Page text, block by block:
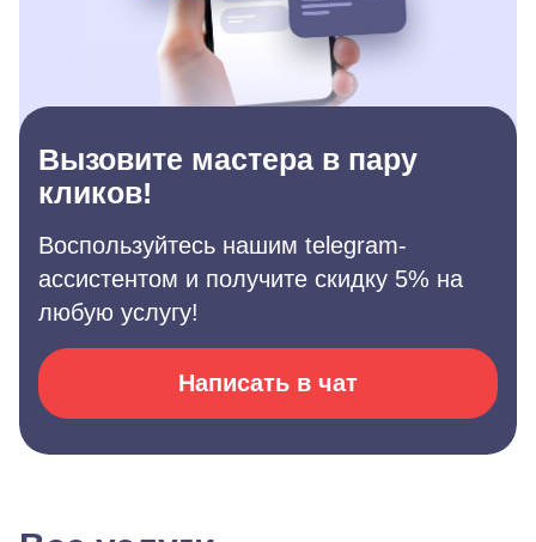
Вызовите мастера в пару
кликов!
Воспользуйтесь нашим telegram-
ассистентом и получите скидку 5% на
любую услугу!
Написать в чат